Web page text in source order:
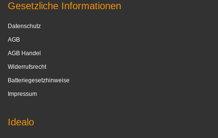
Gesetzliche Informationen
Datenschutz
AGB
AGB Handel
Widerrufsrecht
Batteriegesetzhinweise
Impressum
Idealo